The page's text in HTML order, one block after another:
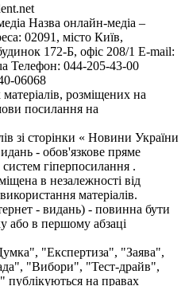
Назва онлайн-медіа –
02091, місто Київ,
172-Б, офіс 208/1 E-mail:
Телефон: 044-205-43-00
06068
розміщених на
посилання на
зі сторінки « Новини України
- обов'язкове пряме
гіперпосилання .
в незалежності від
матеріалів.
- видань) - повинна бути
або в першому абзаці
"Експертиза", "Заява",
"Вибори", "Тест-драйв",
на правах